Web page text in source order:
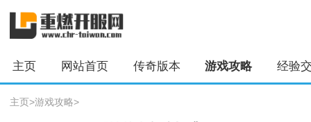
主页 网站首页 传奇版本 游戏攻略 经验
主页>游戏攻略>